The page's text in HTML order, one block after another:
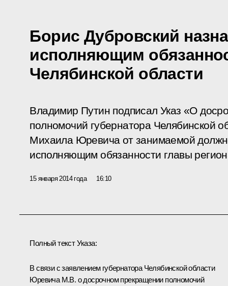
Борис Дубровский
исполняющим
Челябинской области
Владимир Путин подписал Указ «О
полномочий губернатора Челябинской
Михаила Юревича от занимаемой
исполняющим обязанности главы
15 января 2014 года 16:10
Полный текст Указа:
В связи с заявлением губернатора Челябинской области
Юревича М.В. о досрочном прекращении полномочий